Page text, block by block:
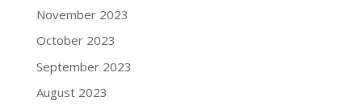
November 2023
October 2023
September 2023
August 2023